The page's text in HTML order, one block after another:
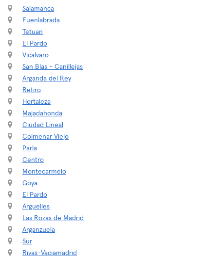
Salamanca
Fuenlabrada
Tetuan
El Pardo
Vicalvaro
San Blas - Canillejas
Arganda del Rey
Retiro
Hortaleza
Majadahonda
Ciudad Lineal
Colmenar Viejo
Parla
Centro
Montecarmelo
Goya
El Pardo
Arguelles
Las Rozas de Madrid
Arganzuela
Sur
Rivas-Vaciamadrid